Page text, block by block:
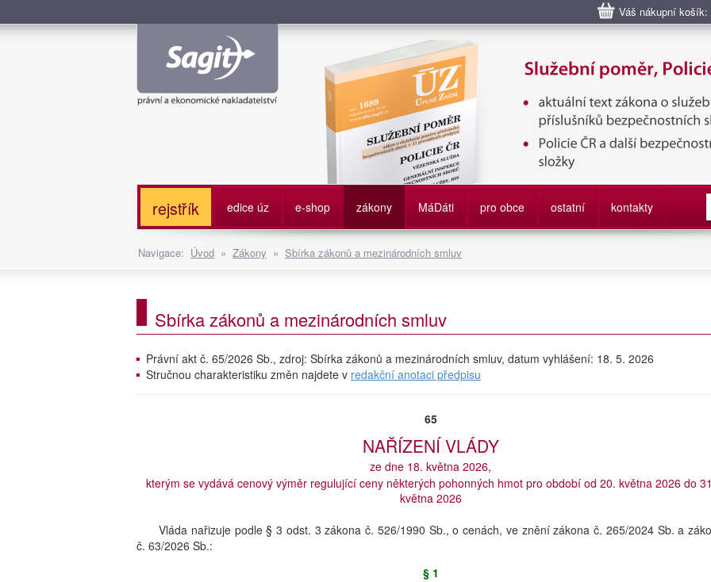
Váš nákupní
Služební poměr příslušníků bezpečnostních sborů, Policie ČR, Vězeňská
služby
rejstřík edice úz e-shop zákony MáDáti pro obce ostatní kontakty
Navigace: Úvod » Zákony » Sbírka zákonů a mezinárodních smluv
Sbírka zákonů a mezinárodních smluv
Právní akt č. 65/2026 Sb., zdroj: Sbírka zákonů a mezinárodních smluv, datum vyhlášení: 18. 5. 2026
Stručnou charakteristiku změn najdete v redakční anotaci předpisu
65
NAŘÍZENÍ VLÁDY
ze dne 18. května 2026,
kterým se vydává cenový výměr regulující ceny některých pohonných hmot pro období od 20. května 2026 do
května 2026
Vláda nařizuje podle § 3 odst. 3 zákona č. 526/1990 Sb., o cenách, ve znění zákona č. 265/2024 Sb. a
č. 63/2026 Sb.:
§ 1